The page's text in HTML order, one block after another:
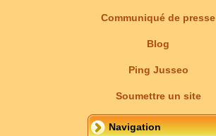
Communiqué de presse
Blog
Ping Jusseo
Soumettre un site
Navigation